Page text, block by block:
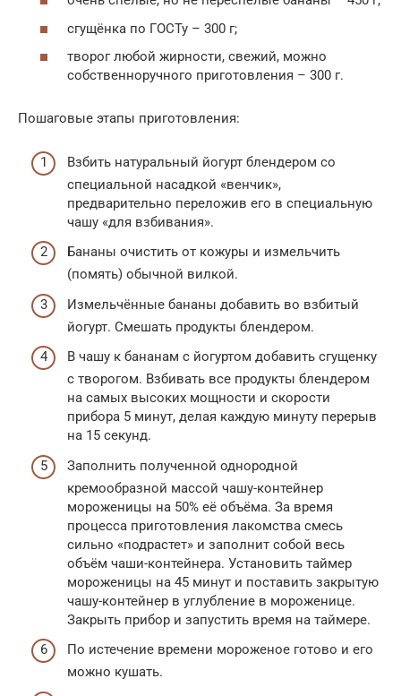
сгущёнка по ГОСТу – 300 г;
творог любой жирности, свежий, можно
собственноручного приготовления – 300 г.
Пошаговые этапы приготовления:
Взбить натуральный йогурт блендером со
специальной насадкой «венчик»,
предварительно переложив его в специальную
чашу «для взбивания».
Бананы очистить от кожуры и измельчить
(помять) обычной вилкой.
Измельчённые бананы добавить во взбитый
йогурт. Смешать продукты блендером.
В чашу к бананам с йогуртом добавить сгущенку
с творогом. Взбивать все продукты блендером
на самых высоких мощности и скорости
прибора 5 минут, делая каждую минуту перерыв
на 15 секунд.
Заполнить полученной однородной
кремообразной массой чашу-контейнер
мороженицы на 50% её объёма. За время
процесса приготовления лакомства смесь
сильно «подрастет» и заполнит собой весь
объём чаши-контейнера. Установить таймер
мороженицы на 45 минут и поставить закрытую
чашу-контейнер в углубление в мороженице.
Закрыть прибор и запустить время на таймере.
По истечение времени мороженое готово и его
можно кушать.